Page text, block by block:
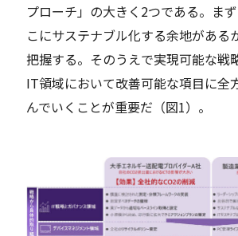
プローチ」の大きく2つである。ま
こにサステナブル化する余地がある
把握する。そのうえで実現可能な戦
IT領域において改善可能な項目に全
んでいくことが重要だ（図1）。